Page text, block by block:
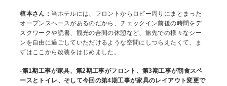
植本さん： 当ホテルには、フロントからロビー周りにまとまった
オープンスペースがあるのだから、チェックイン前後の時間をデ
スクワークや読書、観光の合間の休憩など、旅先での様々なシー
ンを自由に過ごしていただけるような空間にしつらえたくて、ま
ずはここから改装をはじめました。
-第1期工事が家具、第2期工事がフロント、第3期工事が朝食スペ
ースとトイレ、そして今回の第4期工事が家具のレイアウト変更で